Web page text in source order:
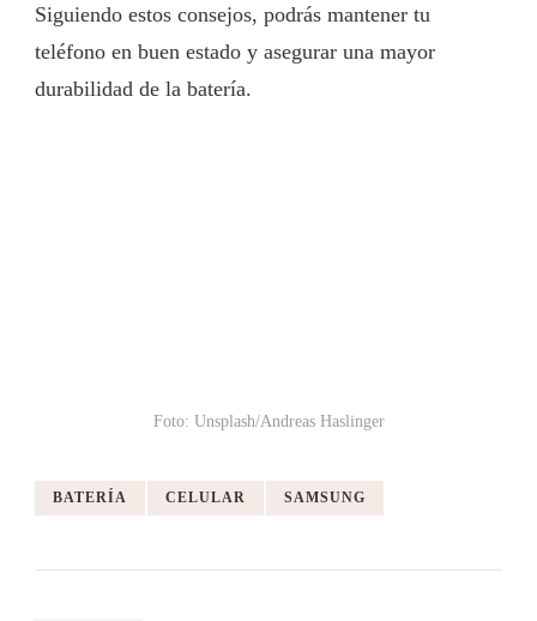
Siguiendo estos consejos, podrás mantener tu
teléfono en buen estado y asegurar una mayor
durabilidad de la batería.
Foto: Unsplash/Andreas Haslinger
BATERÍA CELULAR SAMSUNG